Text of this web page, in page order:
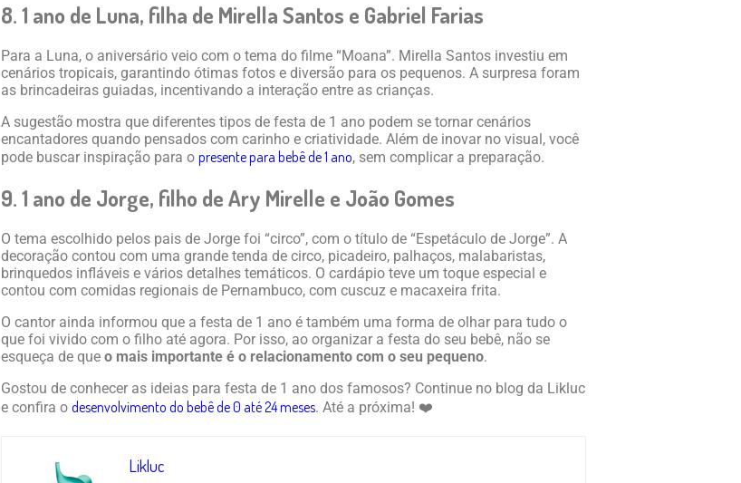
8. 1 ano de Luna, filha de Mirella Santos e Gabriel Farias
Para a Luna, o aniversário veio com o tema do filme “Moana”. Mirella Santos investiu em
cenários tropicais, garantindo ótimas fotos e diversão para os pequenos. A surpresa foram
as brincadeiras guiadas, incentivando a interação entre as crianças.
A sugestão mostra que diferentes tipos de festa de 1 ano podem se tornar cenários
encantadores quando pensados com carinho e criatividade. Além de inovar no visual, você
pode buscar inspiração para o presente para bebê de 1 ano, sem complicar a preparação.
9. 1 ano de Jorge, filho de Ary Mirelle e João Gomes
O tema escolhido pelos pais de Jorge foi “circo”, com o título de “Espetáculo de Jorge”. A
decoração contou com uma grande tenda de circo, picadeiro, palhaços, malabaristas,
brinquedos infláveis e vários detalhes temáticos. O cardápio teve um toque especial e
contou com comidas regionais de Pernambuco, com cuscuz e macaxeira frita.
O cantor ainda informou que a festa de 1 ano é também uma forma de olhar para tudo o
que foi vivido com o filho até agora. Por isso, ao organizar a festa do seu bebê, não se
esqueça de que o mais importante é o relacionamento com o seu pequeno.
Gostou de conhecer as ideias para festa de 1 ano dos famosos? Continue no blog da Likluc
e confira o desenvolvimento do bebê de 0 até 24 meses. Até a próxima! ❤️
Likluc